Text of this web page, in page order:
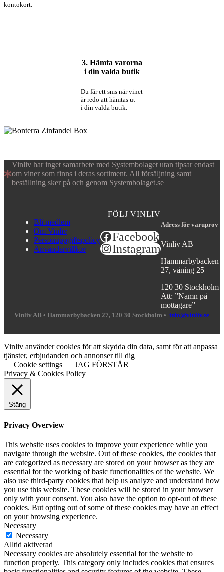
kontokort.
3. Hämta varorna
i din valda butik
Du får ett sms när vinet
är redo att hämtas ut
i din valda butik.
Vinliv har inget samarbete med Systembolaget utan tipsar endast
om viner som finns i deras sortiment. All försäljning samt
beställning sker på och genom Systembolaget.se
Bli medlem
Om Vinliv
Personuppgiftspolicy
Användarvillkor
FÖLJ VINLIV
Facebook
Instagram
Adress för varuprov
Vinliv AB
Hammarbybacken
27, våning 25
120 30 Stockholm
Att: ”Namn på
mottagare”
Vinliv AB • Hammarbybacken 27, 120 30 Stockholm • info@vinliv.se
Vinliv använder cookies för att skydda din data, samt för att anpassa
tjänster, erbjudanden och annonser till dig
Cookie settings
JAG FÖRSTÅR
Privacy & Cookies Policy
Stäng
Privacy Overview
This website uses cookies to improve your experience while you
navigate through the website. Out of these cookies, the cookies that
are categorized as necessary are stored on your browser as they are
essential for the working of basic functionalities of the website. We
also use third-party cookies that help us analyze and understand how
you use this website. These cookies will be stored in your browser
only with your consent. You also have the option to opt-out of these
cookies. But opting out of some of these cookies may have an effect
on your browsing experience.
Necessary
Necessary
Alltid aktiverad
Necessary cookies are absolutely essential for the website to
function properly. This category only includes cookies that ensures